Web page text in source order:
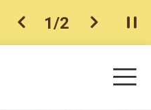
上一个
1/2 下一个开
目